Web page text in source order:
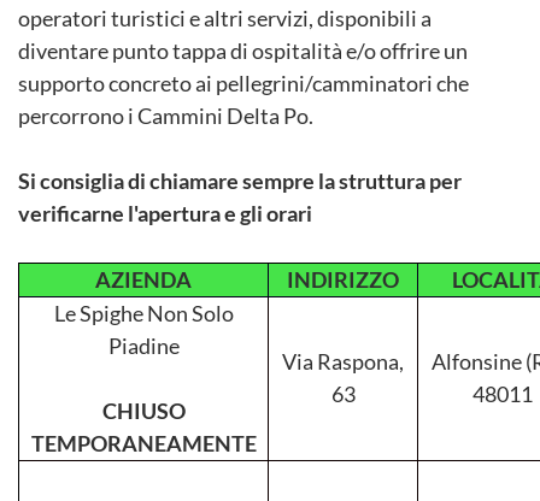
operatori turistici e altri servizi, disponibili a
diventare punto tappa di ospitalità e/o offrire un
supporto concreto ai pellegrini/camminatori che
percorrono i Cammini Delta Po.
Si consiglia di chiamare sempre la struttura per
verificarne l'apertura e gli orari
AZIENDA INDIRIZZO
Le Spighe Non Solo
Piadine
CHIUSO
TEMPORANEAMENTE
Via Raspona,
63
Alfonsine
48011